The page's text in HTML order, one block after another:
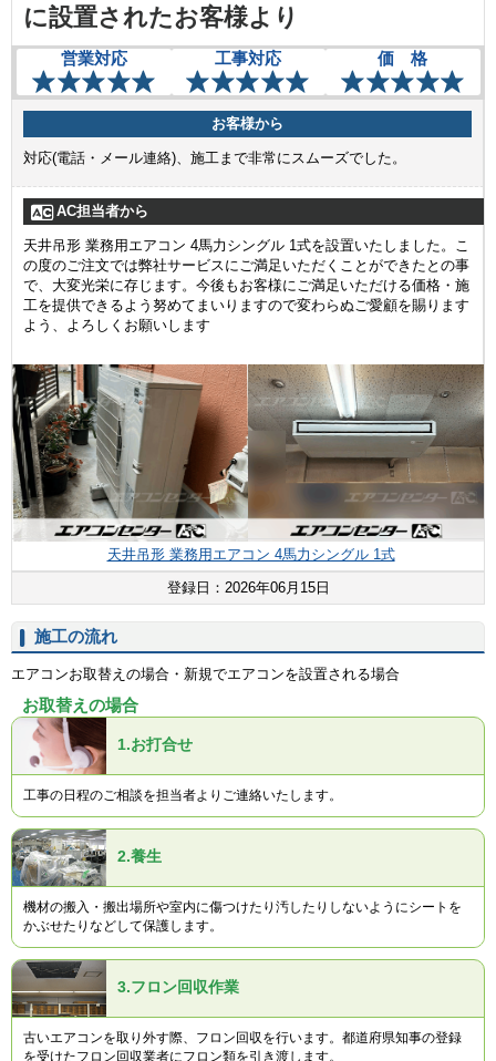
に設置されたお客様より
営業対応 工事対応 価 格
お客様から
対応(電話・メール連絡)、施工まで非常にスムーズでした。
AC担当者から
天井吊形 業務用エアコン 4馬力シングル 1式を設置いたしました。こ
の度のご注文では弊社サービスにご満足いただくことができたとの事
で、大変光栄に存じます。今後もお客様にご満足いただける価格・施
工を提供できるよう努めてまいりますので変わらぬご愛顧を賜ります
よう、よろしくお願いします
天井吊形 業務用エアコン 4馬力シングル 1式
登録日：2026年06月15日
施工の流れ
エアコンお取替えの場合・新規でエアコンを設置される場合
お取替えの場合
1.お打合せ
工事の日程のご相談を担当者よりご連絡いたします。
2.養生
機材の搬入・搬出場所や室内に傷つけたり汚したりしないようにシートを
かぶせたりなどして保護します。
3.フロン回収作業
古いエアコンを取り外す際、フロン回収を行います。都道府県知事の登録
を受けたフロン回収業者にフロン類を引き渡します。